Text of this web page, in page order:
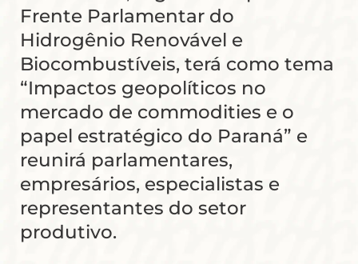
Frente Parlamentar do
Hidrogênio Renovável e
Biocombustíveis, terá como tema
“Impactos geopolíticos no
mercado de commodities e o
papel estratégico do Paraná” e
reunirá parlamentares,
empresários, especialistas e
representantes do setor
produtivo.